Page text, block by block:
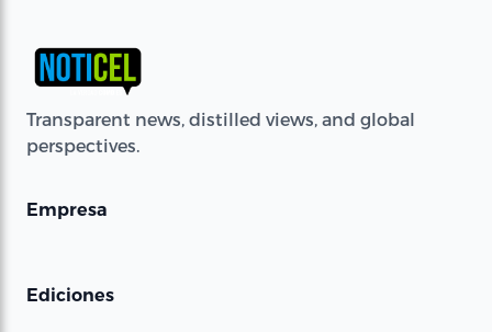
Transparent news, distilled views, and global
perspectives.
Empresa
Ediciones